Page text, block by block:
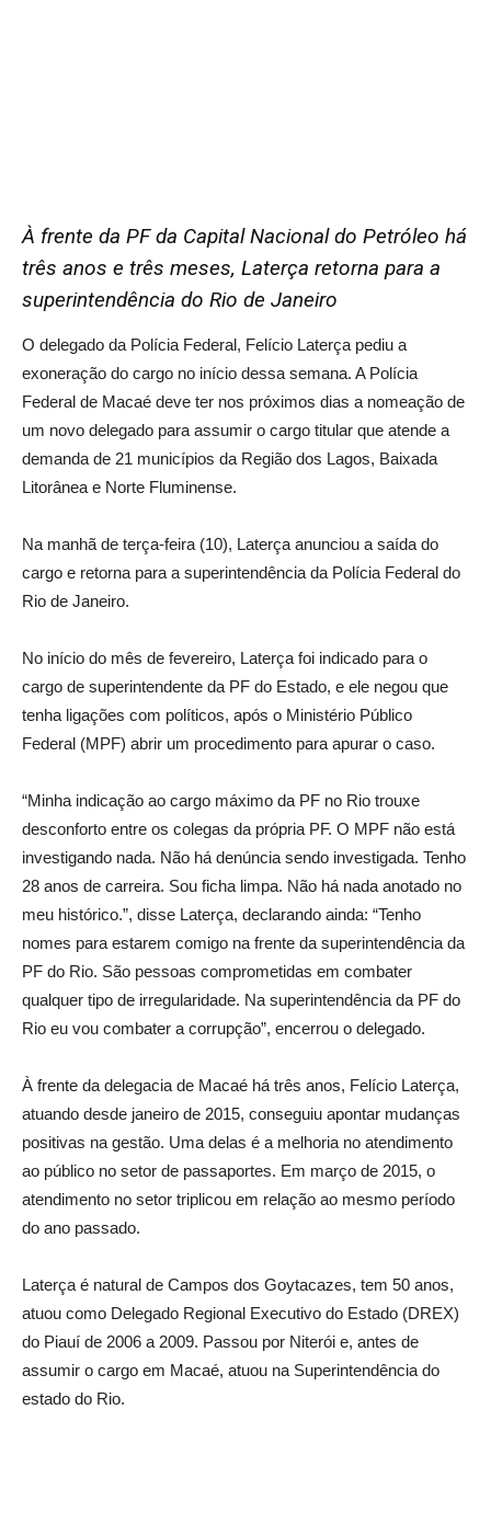
À frente da PF da Capital Nacional do Petróleo há
três anos e três meses, Laterça retorna para a
superintendência do Rio de Janeiro
O delegado da Polícia Federal, Felício Laterça pediu a
exoneração do cargo no início dessa semana. A Polícia
Federal de Macaé deve ter nos próximos dias a nomeação de
um novo delegado para assumir o cargo titular que atende a
demanda de 21 municípios da Região dos Lagos, Baixada
Litorânea e Norte Fluminense.
Na manhã de terça-feira (10), Laterça anunciou a saída do
cargo e retorna para a superintendência da Polícia Federal do
Rio de Janeiro.
No início do mês de fevereiro, Laterça foi indicado para o
cargo de superintendente da PF do Estado, e ele negou que
tenha ligações com políticos, após o Ministério Público
Federal (MPF) abrir um procedimento para apurar o caso.
“Minha indicação ao cargo máximo da PF no Rio trouxe
desconforto entre os colegas da própria PF. O MPF não está
investigando nada. Não há denúncia sendo investigada. Tenho
28 anos de carreira. Sou ficha limpa. Não há nada anotado no
meu histórico.”, disse Laterça, declarando ainda: “Tenho
nomes para estarem comigo na frente da superintendência da
PF do Rio. São pessoas comprometidas em combater
qualquer tipo de irregularidade. Na superintendência da PF do
Rio eu vou combater a corrupção”, encerrou o delegado.
À frente da delegacia de Macaé há três anos, Felício Laterça,
atuando desde janeiro de 2015, conseguiu apontar mudanças
positivas na gestão. Uma delas é a melhoria no atendimento
ao público no setor de passaportes. Em março de 2015, o
atendimento no setor triplicou em relação ao mesmo período
do ano passado.
Laterça é natural de Campos dos Goytacazes, tem 50 anos,
atuou como Delegado Regional Executivo do Estado (DREX)
do Piauí de 2006 a 2009. Passou por Niterói e, antes de
assumir o cargo em Macaé, atuou na Superintendência do
estado do Rio.